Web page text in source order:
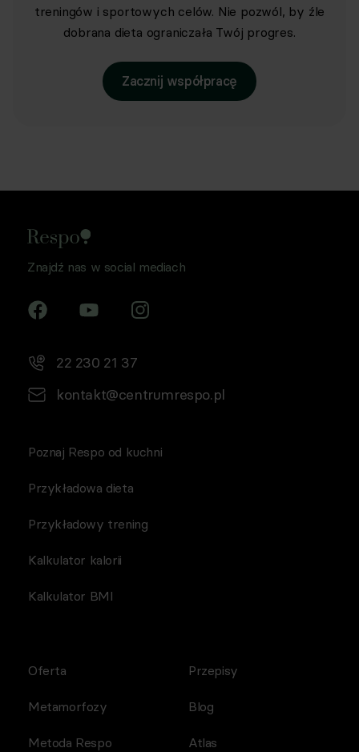
treningów i sportowych celów. Nie pozwól, by źle
dobrana dieta ograniczała Twój progres.
Zacznij współpracę
Znajdź nas w social mediach
22 230 21 37
kontakt@centrumrespo.pl
Poznaj Respo od kuchni
Przykładowa dieta
Przykładowy trening
Kalkulator kalorii
Kalkulator BMI
Oferta
Metamorfozy
Metoda Respo
Przepisy
Blog
Atlas